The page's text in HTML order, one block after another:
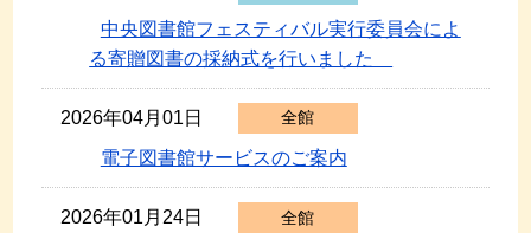
中央図書館フェスティバル実行委員会によ
る寄贈図書の採納式を行いました
2026年04月01日 全館
電子図書館サービスのご案内
2026年01月24日 全館